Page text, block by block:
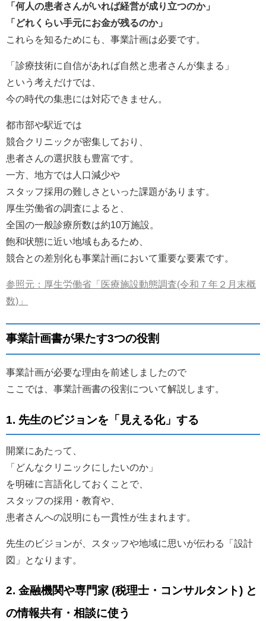
「何人の患者さんがいれば経営が成り立つのか」
「どれくらい手元にお金が残るのか」
これらを知るためにも、事業計画は必要です。
「診療技術に自信があれば自然と患者さんが集まる」
という考えだけでは、
今の時代の集患には対応できません。
都市部や駅近では
競合クリニックが密集しており、
患者さんの選択肢も豊富です。
一方、地方では人口減少や
スタッフ採用の難しさといった課題があります。
厚生労働省の調査によると、
全国の一般診療所数は約10万施設。
飽和状態に近い地域もあるため、
競合との差別化も事業計画において重要な要素です。
参照元：厚生労働省「医療施設動態調査(令和７年２月末概
数)」
事業計画書が果たす3つの役割
事業計画が必要な理由を前述しましたので
ここでは、事業計画書の役割について解説します。
1. 先生のビジョンを「見える化」する
開業にあたって、
「どんなクリニックにしたいのか」
を明確に言語化しておくことで、
スタッフの採用・教育や、
患者さんへの説明にも一貫性が生まれます。
先生のビジョンが、スタッフや地域に思いが伝わる「設計
図」となります。
2. 金融機関や専門家 (税理士・コンサルタント) と
の情報共有・相談に使う